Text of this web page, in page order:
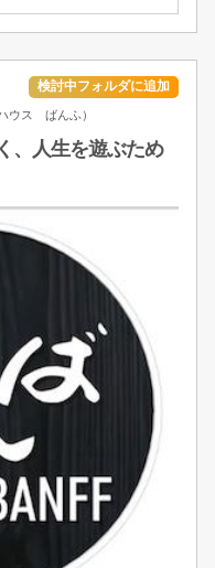
ウス ばんふ）
、人生を遊ぶため